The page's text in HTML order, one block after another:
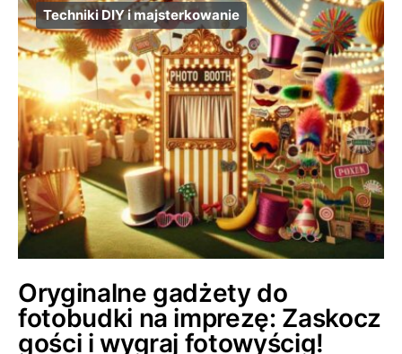
Techniki DIY i majsterkowanie
Oryginalne gadżety do
fotobudki na imprezę: Zaskocz
gości i wygraj fotowyścig!